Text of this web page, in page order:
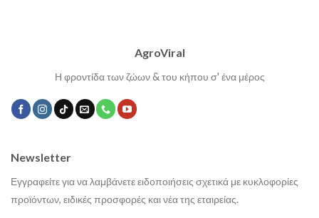
AgroViral
Η φροντίδα των ζώων & του κήπου σ' ένα μέρος
Newsletter
Εγγραφείτε για να λαμβάνετε ειδοποιήσεις σχετικά με κυκλοφορίες
προϊόντων, ειδικές προσφορές και νέα της εταιρείας.